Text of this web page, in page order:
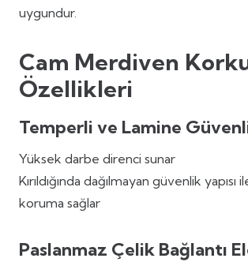
uygundur.
Cam Merdiven
Özellikleri
Temperli ve Lamine
Yüksek darbe direnci sunar
Kırıldığında dağılmayan güvenlik yapısı
koruma sağlar
Paslanmaz Çelik Bağlantı